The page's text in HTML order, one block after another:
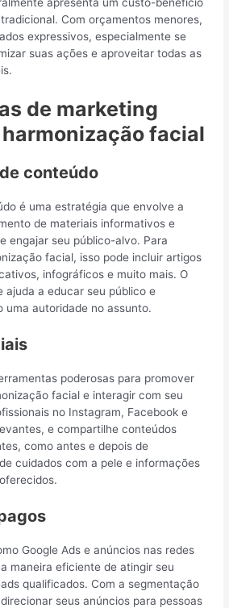
Com orçamentos menores,
expressivos, especialmente se
suas ações e aproveitar todas as
de marketing
facial
conteúdo
é uma estratégia que envolve a
de materiais informativos e
engajar seu público-alvo. Para
facial, isso pode incluir artigos
infográficos e muito mais. O
ajuda a educar seu público e
uma autoridade no assunto.
poderosas para promover
facial e interagir com seu
no Instagram, Facebook e
e compartilhe conteúdos
como antes e depois de
cuidados com a pele e informações
Google Ads e anúncios nas redes
maneira eficiente de atingir seu
qualificados. Com a segmentação
seus anúncios para pessoas